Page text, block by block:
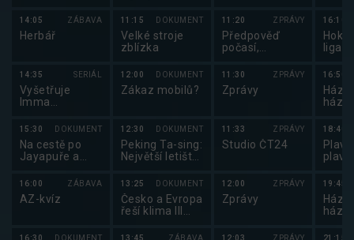
14:05 ZÁBAVA
Herbář
14:35 SERIÁL
Vyšetřuje
Imma
15:30 DOKUMENT
Na cestě po
Jayapuře a
16:00 ZÁBAVA
AZ-kvíz
16:30 DOKUMENT
11:15 DOKUMENT
Velké stroje
zblízka
12:00 DOKUMENT
Zákaz mobilů?
12:30 DOKUMENT
Peking Ta-sing:
Největší letiště
13:25 DOKUMENT
Česko a Evropa
řeší klima III
13:45 ZÁBAVA
11:20 ZPRÁVY
Předpověď
počasí,
zprávy
11:30 ZPRÁVY
Zprávy
11:33 ZPRÁVY
Studio ČT24
12:00 ZPRÁVY
Zprávy
12:03 ZPRÁVY
16:10
liga
16:50
18:40
19:45
21:15